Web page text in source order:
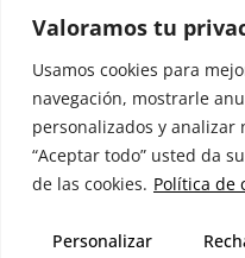
Valoramos tu
Usamos cookies para
navegación, mostrarle
personalizados y analizar
“Aceptar todo” usted da
de las cookies. Política de
Personalizar
ESPAÑA
Tel: (+34) 954
25 88 51